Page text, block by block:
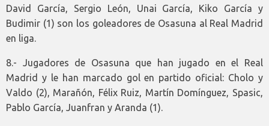
David García, Sergio León, Unai García, Kiko García y
Budimir (1) son los goleadores de Osasuna al Real Madrid
en liga.
8.- Jugadores de Osasuna que han jugado en el Real
Madrid y le han marcado gol en partido oficial: Cholo y
Valdo (2), Marañón, Félix Ruiz, Martín Domínguez, Spasic,
Pablo García, Juanfran y Aranda (1).